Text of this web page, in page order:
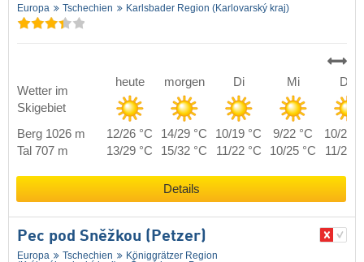
Europa Tschechien Karlsbader Region (Karlovarský kraj)
Wetter im
Skigebiet
heute morgen Di Mi Do
Berg 1026 m 12/26 °C 14/29 °C 10/19 °C 9/22 °C
10/24
Tal 707 m
13/29 °C 15/32 °C 11/22 °C 10/25 °C 11/27
Details
Pec pod Sněžkou (Petzer)
Europa Tschechien
Königgrätzer Region